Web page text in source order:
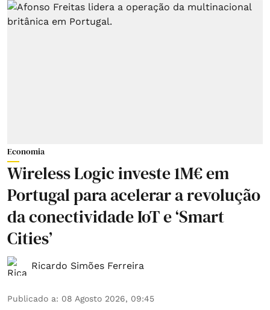
Economia
Wireless Logic investe 1M€ em
Portugal para acelerar a revolução
da conectividade IoT e ‘Smart
Cities’
Ricardo Simões Ferreira
Publicado a: 08 Agosto 2026, 09:45